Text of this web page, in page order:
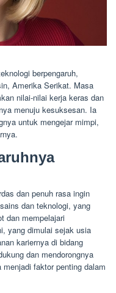
berpengaruh,
Amerika Serikat. Masa
nilai-nilai kerja keras dan
menuju kesuksesan. Ia
untuk mengejar mimpi,
dan penuh rasa ingin
dan teknologi, yang
dan mempelajari
yang dimulai sejak usia
kariernya di bidang
dan mendorongnya
faktor penting dalam